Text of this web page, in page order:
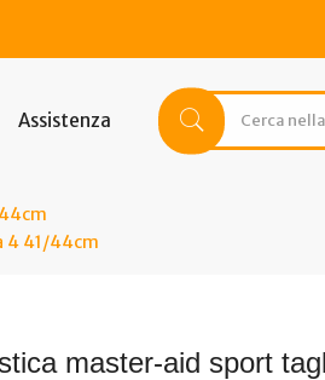
Assistenza
4 41/44cm
master-aid sport